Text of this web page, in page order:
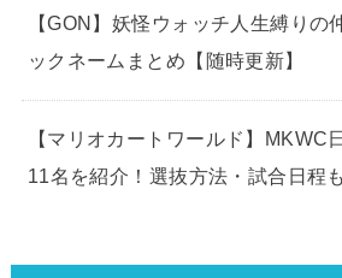
【GON】妖怪ウォッチ人生縛りの
ックネームまとめ【随時更新】
【マリオカートワールド】MKWC
11名を紹介！選抜方法・試合日程